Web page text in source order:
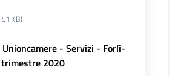
- Servizi - Forlì-
2020